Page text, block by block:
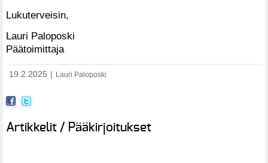
Lukuterveisin,
Lauri Paloposki
Päätoimittaja
19.2.2025 Lauri Paloposki
Artikkelit / Pääkirjoitukset